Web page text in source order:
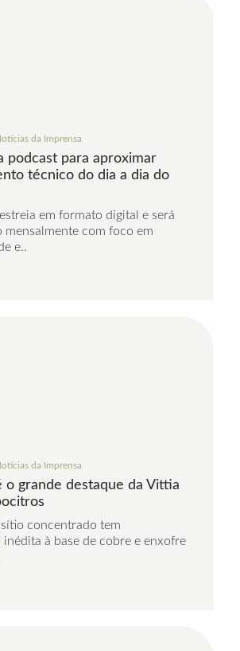
da Imprensa
podcast para aproximar
técnico do dia a dia do
em formato digital e será
mensalmente com foco em
e..
da Imprensa
grande destaque da Vittia
concentrado tem
inédita à base de cobre e enxofre